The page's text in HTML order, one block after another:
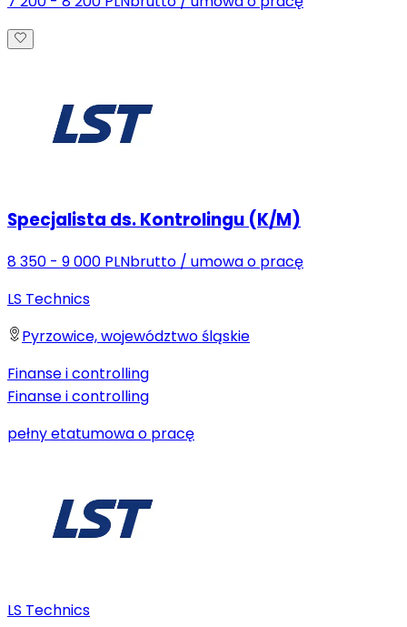
Specjalista ds. Kontrolingu (K/M)
8 350 - 9 000 PLNbrutto / umowa o pracę
LS Technics
Pyrzowice, województwo śląskie
Finanse i controlling
Finanse i controlling
pełny etatumowa o pracę
LS Technics